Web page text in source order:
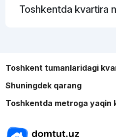
Toshkentda kvartira
Toshkent tumanlaridagi
Shuningdek qarang
Toshkentda metroga yaqin